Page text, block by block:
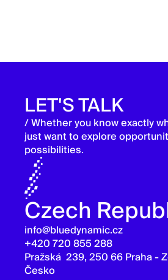
LET'S TALK
/ Whether you know exactly
just want to explore
possibilities.
Czech
info@bluedynamic.cz
+420 720 855 288
Pražská 239, 250 66 Praha -
Česko